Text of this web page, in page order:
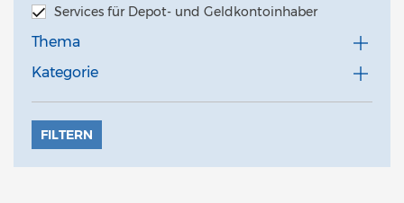
Services für Depot- und Geldkontoinhaber
Thema
Kategorie
FILTERN